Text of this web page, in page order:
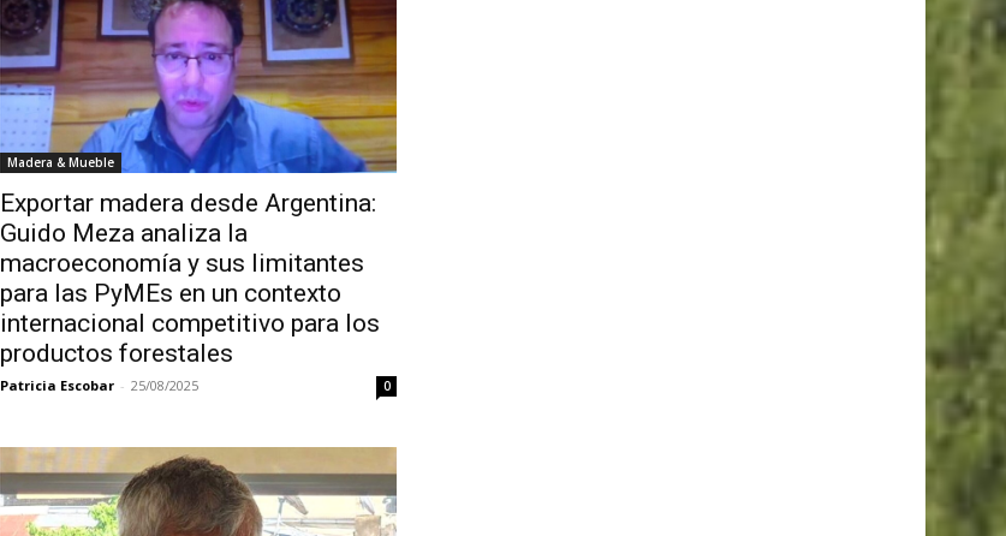
Madera & Mueble
Exportar madera desde Argentina:
Guido Meza analiza la
macroeconomía y sus limitantes
para las PyMEs en un contexto
internacional competitivo para los
productos forestales
Patricia Escobar - 25/08/2025 0